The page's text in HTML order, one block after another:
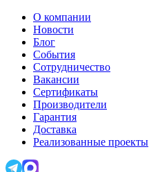
О компании
Новости
Блог
События
Сотрудничество
Вакансии
Сертификаты
Производители
Гарантия
Доставка
Реализованные проекты